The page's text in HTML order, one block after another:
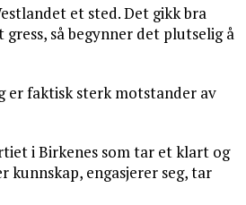
et sted. Det gikk bra
så begynner det plutselig å
er faktisk sterk motstander av
i Birkenes som tar et klart og
kunnskap, engasjerer seg, tar